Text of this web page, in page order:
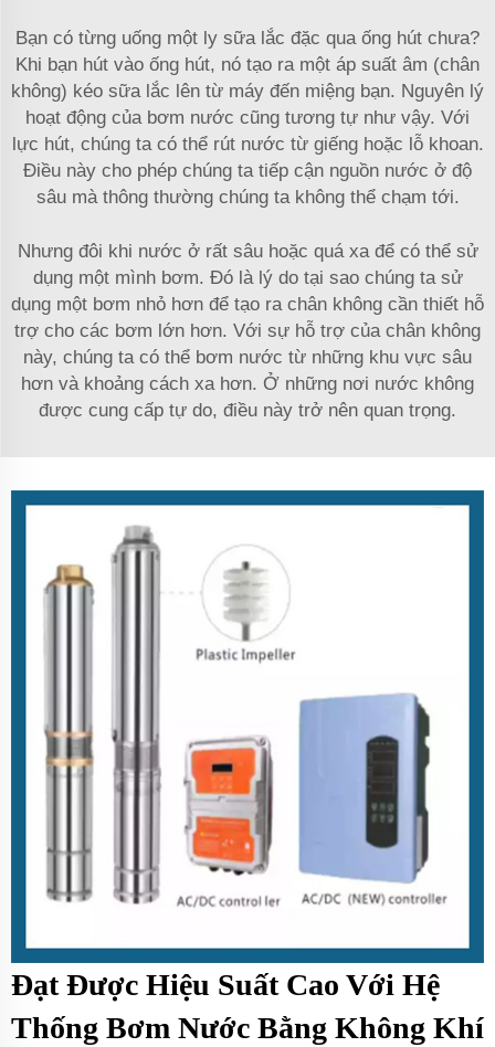
Bạn có từng uống một ly sữa lắc đặc qua ống hút chưa?
Khi bạn hút vào ống hút, nó tạo ra một áp suất âm (chân
không) kéo sữa lắc lên từ máy đến miệng bạn. Nguyên lý
hoạt động của bơm nước cũng tương tự như vậy. Với
lực hút, chúng ta có thể rút nước từ giếng hoặc lỗ khoan.
Điều này cho phép chúng ta tiếp cận nguồn nước ở độ
sâu mà thông thường chúng ta không thể chạm tới.
Nhưng đôi khi nước ở rất sâu hoặc quá xa để có thể sử
dụng một mình bơm. Đó là lý do tại sao chúng ta sử
dụng một bơm nhỏ hơn để tạo ra chân không cần thiết hỗ
trợ cho các bơm lớn hơn. Với sự hỗ trợ của chân không
này, chúng ta có thể bơm nước từ những khu vực sâu
hơn và khoảng cách xa hơn. Ở những nơi nước không
được cung cấp tự do, điều này trở nên quan trọng.
Đạt Được Hiệu Suất Cao Với Hệ
Thống Bơm Nước Bằng Không Khí